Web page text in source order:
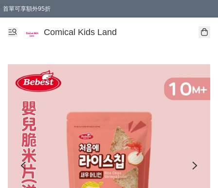
首單可享額外95折
Comical Kids Land